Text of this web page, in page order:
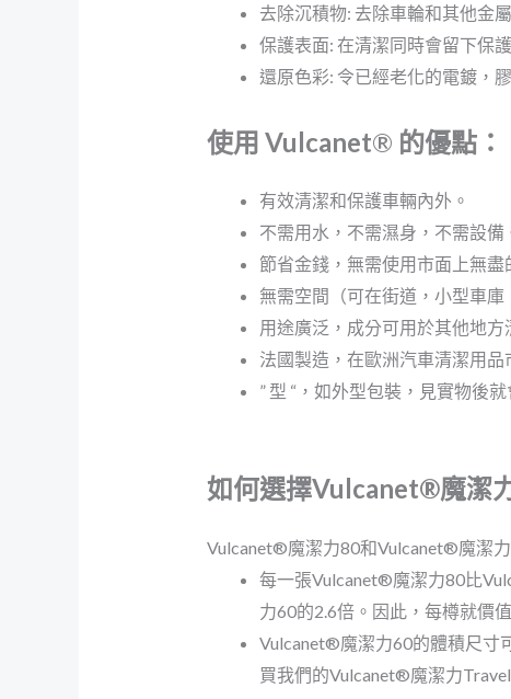
去除沉積物: 去除車輪和其他金
保護表面: 在清潔同時會留下保
還原色彩: 令已經老化的電鍍，
使用 Vulcanet® 的優點：
有效清潔和保護車輛內外。
不需用水，不需濕身，不需設備
節省金錢，無需使用市面上無
無需空間（可在街道，小型車
用途廣泛，成分可用於其他地
法國製造，在歐洲汽車清潔用
” 型 “，如外型包裝，見實物後就
如何選擇Vulcanet®魔潔
Vulcanet®魔潔力80和Vulcanet®魔潔
每一張Vulcanet®魔潔力80比
力60的2.6倍。因此，每樽就價
Vulcanet®魔潔力60的體積尺寸
買我們的Vulcanet®魔潔力